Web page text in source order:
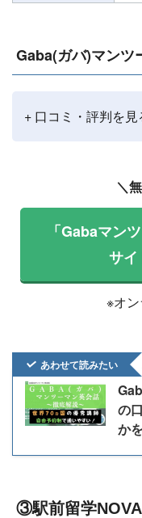
Gaba(ガバ)マンツ
+ 口コミ・評判を見
＼
「Gabaマン
サイ
※オ
あわせて読みたい
の
か
③駅前留学